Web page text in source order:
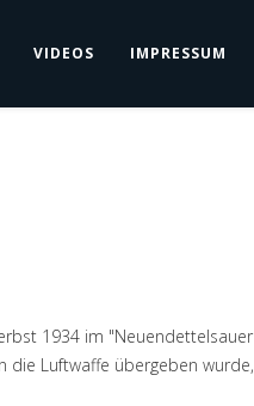
VIDEOS IMPRESSUM
1934 im "Neuendettelsauer
die Luftwaffe übergeben wurde,